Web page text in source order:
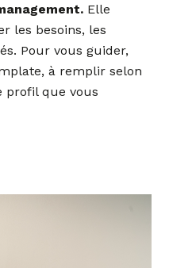
Elle
les besoins, les
Pour vous guider,
à remplir selon
profil que vous